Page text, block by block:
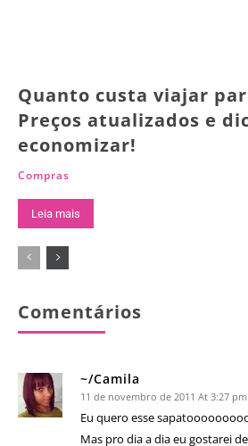
Quanto custa viajar
Preços atualizados e
economizar!
Compras
Leia mais
Comentários
~/Camila
11 de novembro de 2011 At 3:27 pm
Eu quero esse
Mas pro dia a dia eu gostarei